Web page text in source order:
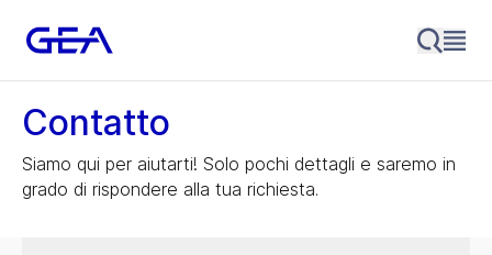
Contatto
Siamo qui per aiutarti! Solo pochi dettagli e saremo in
grado di rispondere alla tua richiesta.